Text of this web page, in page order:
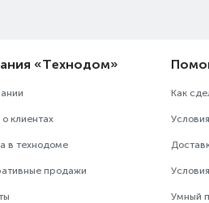
«Технодом»
клиентах
в технодоме
продажи
Как
Умный